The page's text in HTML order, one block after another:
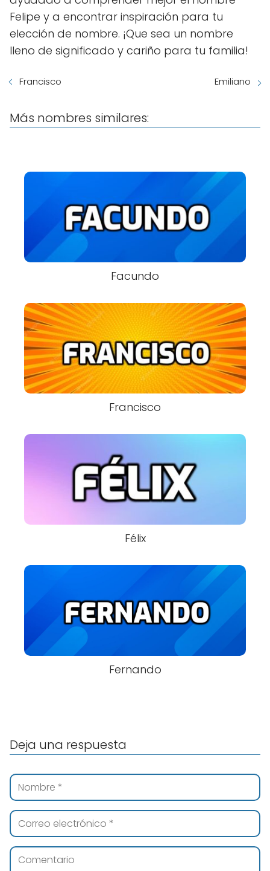
Felipe y a encontrar inspiración para tu
elección de nombre. ¡Que sea un nombre
lleno de significado y cariño para tu familia!
Francisco Emiliano
Más nombres similares:
Facundo
Francisco
Félix
Fernando
Deja una respuesta